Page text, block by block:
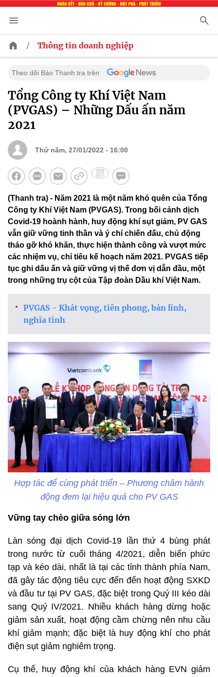
/ Thông tin doanh nghiệp
Theo dõi Báo Thanh tra trên
Tổng Công ty Khí Việt Nam
(PVGAS) – Những Dấu ấn năm
2021
Thứ năm, 27/01/2022 - 16:00
(Thanh tra) - Năm 2021 là một năm khó quên của Tổng
Công ty Khí Việt Nam (PVGAS). Trong bối cảnh dịch
Covid-19 hoành hành, huy động khí sụt giảm, PV GAS
vẫn giữ vững tinh thần và ý chí chiến đấu, chủ động
tháo gỡ khó khăn, thực hiện thành công và vượt mức
các nhiệm vụ, chỉ tiêu kế hoạch năm 2021. PVGAS tiếp
tục ghi dấu ấn và giữ vững vị thế đơn vị dẫn đầu, một
trong những trụ cột của Tập đoàn Dầu khí Việt Nam.
PVGAS - Khát vọng, tiên phong, bản lĩnh,
nghĩa tình
Hợp tác để cùng phát triển – Phương châm hành
động đem lại hiệu quả cho PV GAS
Vững tay chèo giữa sóng lớn
Làn sóng đại dịch Covid-19 lần thứ 4 bùng phát
trong nước từ cuối tháng 4/2021, diễn biến phức
tạp và kéo dài, nhất là tại các tỉnh thành phía Nam,
đã gây tác động tiêu cực đến đến hoạt động SXKD
và đầu tư tại PV GAS, đặc biệt trong Quý III kéo dài
sang Quý IV/2021. Nhiều khách hàng dừng hoặc
giảm sản xuất, hoạt động cầm chừng nên nhu cầu
khí giảm mạnh; đặc biệt là huy động khí cho phát
điện sụt giảm nghiêm trọng.
Cụ thể, huy động khí của khách hàng EVN giảm